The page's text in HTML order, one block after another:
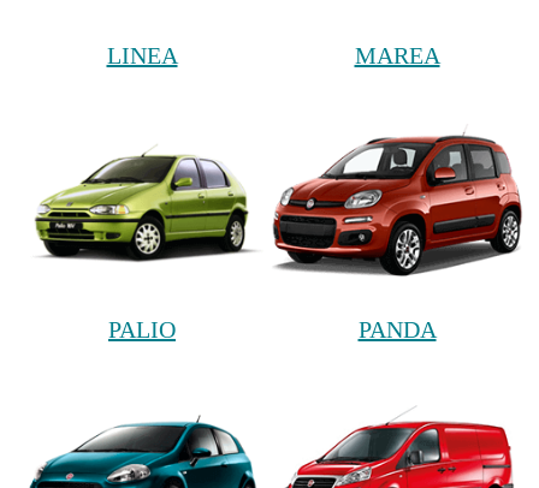
LINEA MAREA
PALIO PANDA